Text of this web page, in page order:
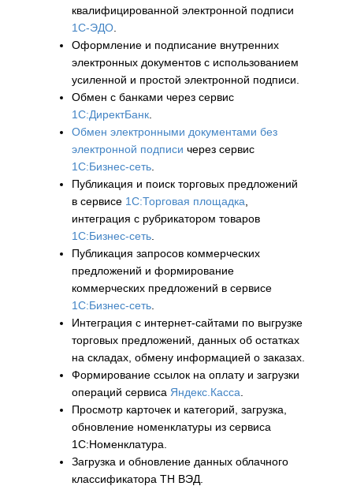
квалифицированной электронной подписи
1С-ЭДО
Оформление и подписание внутренних
электронных документов с использованием
усиленной и простой электронной подписи.
Обмен с банками через сервис
1С:ДиректБанк
Обмен электронными документами без
электронной подписи через сервис
1С:Бизнес-сеть
Публикация и поиск торговых предложений
в сервисе 1С:Торговая площадка
интеграция с рубрикатором товаров
1С:Бизнес-сеть
Публикация запросов коммерческих
предложений и формирование
коммерческих предложений в сервисе
1С:Бизнес-сеть
Интеграция с интернет-сайтами по выгрузке
торговых предложений, данных об остатках
на складах, обмену информацией о заказах.
Формирование ссылок на оплату и загрузки
операций сервиса Яндекс.Касса
Просмотр карточек и категорий, загрузка,
обновление номенклатуры из сервиса
1С:Номенклатура.
Загрузка и обновление данных облачного
классификатора ТН ВЭД.